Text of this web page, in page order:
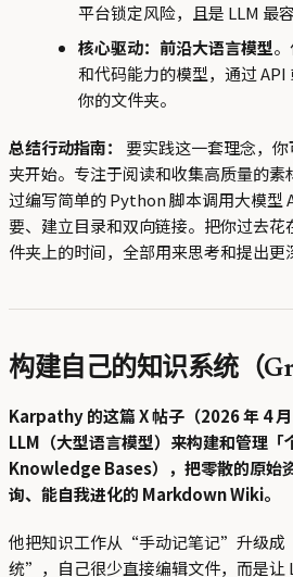
平台锁定风险，且是 LLM 最
核心驱动：前沿大语言模型
和代码能力的模型，通过
你的文件夹。
总结行动指南：
要实践这一套理念，
夹开始。专注于阅读和收集高质量的素
过编写简单的 Python 脚本调用大模型
要、建立目录和双向链接。把你过去
件夹上的时间，全部用来思考和提出更
构建自己的知识系统（
Karpathy 的这篇 X 帖子（2026 年 4
LLM（大型语言模型）来构建和管理「
Knowledge Bases），把零散的原始
询、能自我进化的 Markdown Wiki。
他把知识工作从“手动记笔记”升级成
统”，自己很少直接编辑文件，而是让